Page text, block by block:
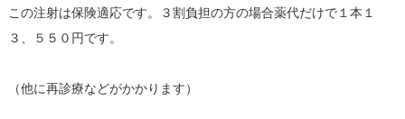
この注射は保険適応です。３割負担の方の場合薬代だけで１本１
３、５５０円です。
（他に再診療などがかかります）